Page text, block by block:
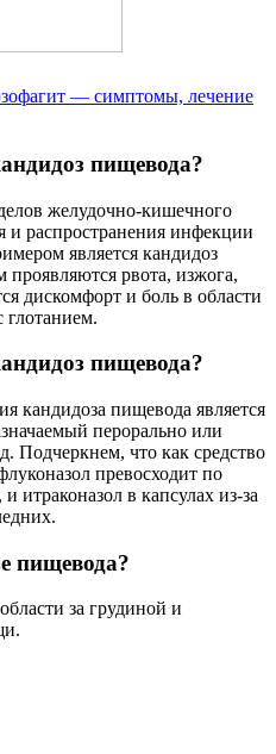
— симптомы, лечение
пищевода?
желудочно-кишечного
и распространения инфекции
является кандидоз
рвота, изжога,
дискомфорт и боль в области
глотанием.
пищевода?
кандидоза пищевода является
перорально или
Подчеркнем, что как средство
превосходит по
итраконазол в капсулах из-за
пищевода?
за грудиной и